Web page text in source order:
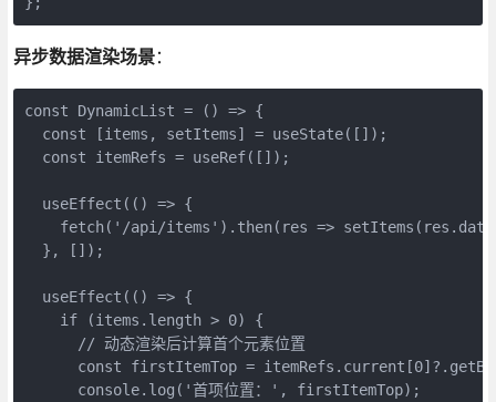
异步数据渲染场景：
const DynamicList = () => {
  const [items, setItems] = useState([]);
  const itemRefs = useRef([]);
  useEffect(() => {
fetch('/api/items').then(res =>
  }, []);
  useEffect(() => {
    if (items.length > 0) {
      // 动态渲染后计算首个元素位置
const firstItemTop =
      console.log('首项位置：', firstItemTop);